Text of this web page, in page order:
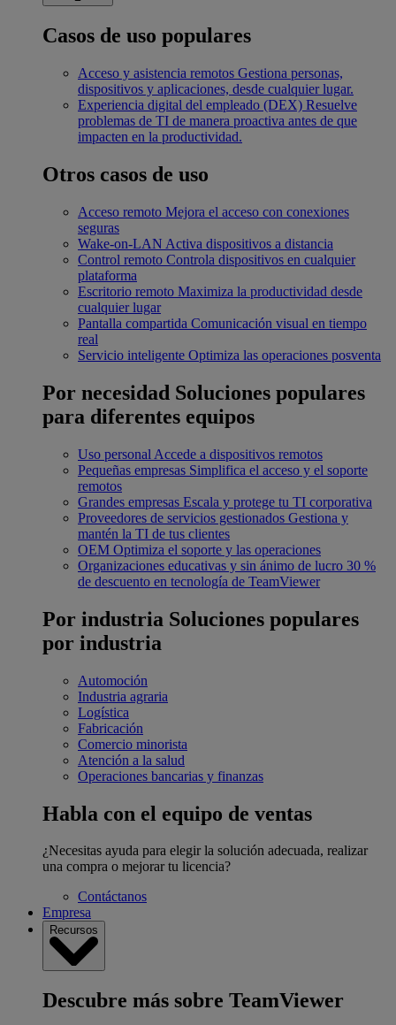
Casos de uso populares
Acceso y asistencia remotos Gestiona personas,
dispositivos y aplicaciones, desde cualquier lugar.
Experiencia digital del empleado (DEX) Resuelve
problemas de TI de manera proactiva antes de que
impacten en la productividad.
Otros casos de uso
Acceso remoto Mejora el acceso con conexiones
seguras
Wake-on-LAN Activa dispositivos a distancia
Control remoto Controla dispositivos en cualquier
plataforma
Escritorio remoto Maximiza la productividad desde
cualquier lugar
Pantalla compartida Comunicación visual en tiempo
real
Servicio inteligente Optimiza las operaciones posventa
Por necesidad Soluciones populares
para diferentes equipos
Uso personal Accede a dispositivos remotos
Pequeñas empresas Simplifica el acceso y el soporte
remotos
Grandes empresas Escala y protege tu TI corporativa
Proveedores de servicios gestionados Gestiona y
mantén la TI de tus clientes
OEM Optimiza el soporte y las operaciones
Organizaciones educativas y sin ánimo de lucro 30 %
de descuento en tecnología de TeamViewer
Por industria Soluciones populares
por industria
Automoción
Industria agraria
Logística
Fabricación
Comercio minorista
Atención a la salud
Operaciones bancarias y finanzas
Habla con el equipo de ventas
¿Necesitas ayuda para elegir la solución adecuada, realizar
una compra o mejorar tu licencia?
Contáctanos
Empresa
Recursos
Descubre más sobre TeamViewer